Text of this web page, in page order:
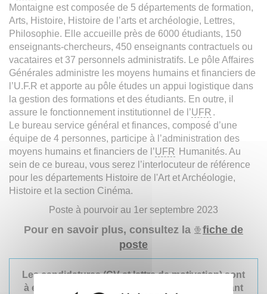
Montaigne est composée de 5 départements de formation,
Arts, Histoire, Histoire de l’arts et archéologie, Lettres,
Philosophie. Elle accueille près de 6000 étudiants, 150
enseignants-chercheurs, 450 enseignants contractuels ou
vacataires et 37 personnels administratifs. Le pôle Affaires
Générales administre les moyens humains et financiers de
l’U.F.R et apporte au pôle études un appui logistique dans
la gestion des formations et des étudiants. En outre, il
assure le fonctionnement institutionnel de l’UFR .
Le bureau service général et finances, composé d’une
équipe de 4 personnes, participe à l’administration des
moyens humains et financiers de l’UFR Humanités. Au
sein de ce bureau, vous serez l’interlocuteur de référence
pour les départements Histoire de l'Art et Archéologie,
Histoire et la section Cinéma.
Poste à pourvoir au 1er septembre 2023
Pour en savoir plus, consultez la
fiche de
poste
Les candidatures (CV et lettre de motivation) sont
à envoyer au plus tard le 14 juin 2023 en cliquant